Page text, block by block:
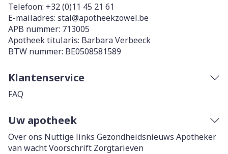
Telefoon: +32 (0)11 45 21 61
E-mailadres: stal@apotheekzowel.be
APB nummer: 713005
Apotheek titularis: Barbara Verbeeck
BTW nummer: BE0508581589
Klantenservice
FAQ
Uw apotheek
Over ons Nuttige links Gezondheidsnieuws Apotheker
van wachtVoorschrift Zorgtarieven